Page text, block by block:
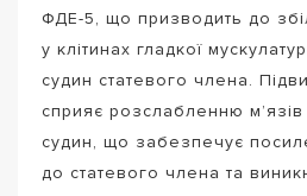
ФДЕ-5, що призводить до
у клітинах гладкої
судин статевого члена.
сприяє розслабленню
судин, що забезпечує
до статевого члена та